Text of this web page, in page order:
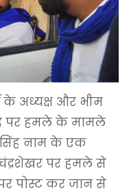
के अध्यक्ष और भीम
पर हमले के मामले
नाम के एक
पर हमले से
पोस्ट कर जान से